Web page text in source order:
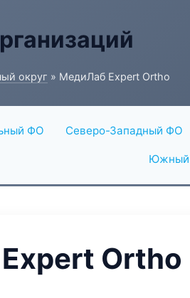
округ » МедиЛаб Expert Ortho
ФО Северо-Западный ФО
Ortho